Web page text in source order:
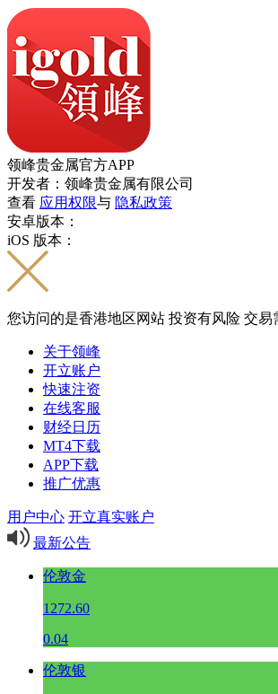
领峰贵金属官方APP
开发者：领峰贵金属有限公司
查看 应用权限与 隐私政策
安卓版本：
iOS 版本：
您访问的是香港地区网站 投资有风险 交易
关于领峰
开立账户
快速注资
在线客服
财经日历
MT4下载
APP下载
推广优惠
用户中心 开立真实账户
最新公告
伦敦金
1272.60
0.04
伦敦银